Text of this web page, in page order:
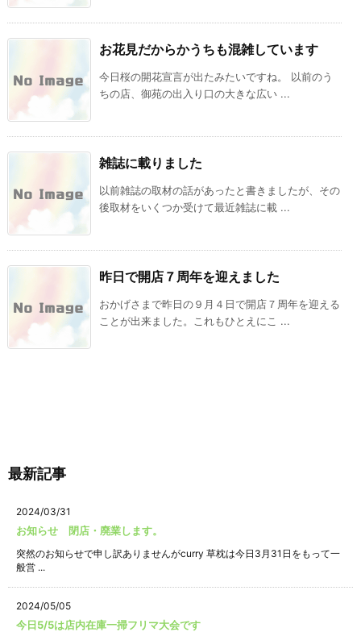
お花見だからかうちも混雑しています
今日桜の開花宣言が出たみたいですね。 以前のう
ちの店、御苑の出入り口の大きな広い ...
雑誌に載りました
以前雑誌の取材の話があったと書きましたが、その
後取材をいくつか受けて最近雑誌に載 ...
昨日で開店７周年を迎えました
おかげさまで昨日の９月４日で開店７周年を迎える
ことが出来ました。これもひとえにこ ...
最新記事
2024/03/31
お知らせ 閉店・廃業します。
突然のお知らせで申し訳ありませんがcurry 草枕は今日3月31日をもって一
般営 ...
2024/05/05
今日5/5は店内在庫一掃フリマ大会です